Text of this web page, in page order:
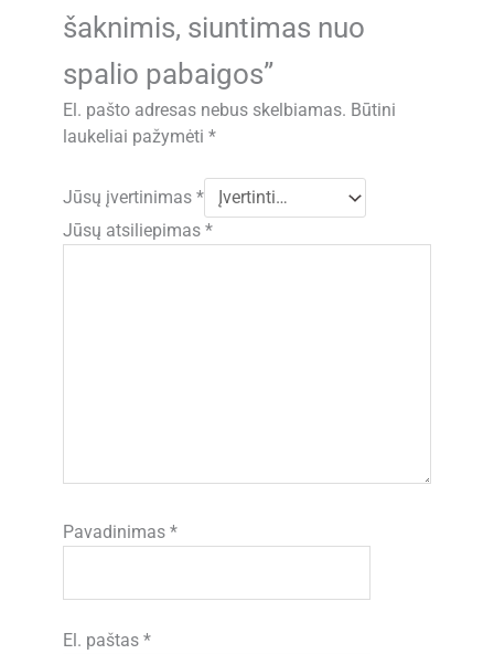
šaknimis, siuntimas nuo
spalio pabaigos”
El. pašto adresas nebus skelbiamas. Būtini
laukeliai pažymėti*
Jūsų įvertinimas*
Jūsų atsiliepimas*
Pavadinimas*
El. paštas*